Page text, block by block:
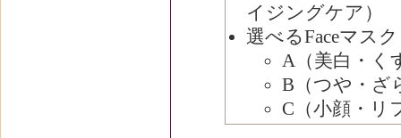
イジングケア）
選べるFaceマスク
A（美白・く
B（つや・ざ
C（小顔・リ